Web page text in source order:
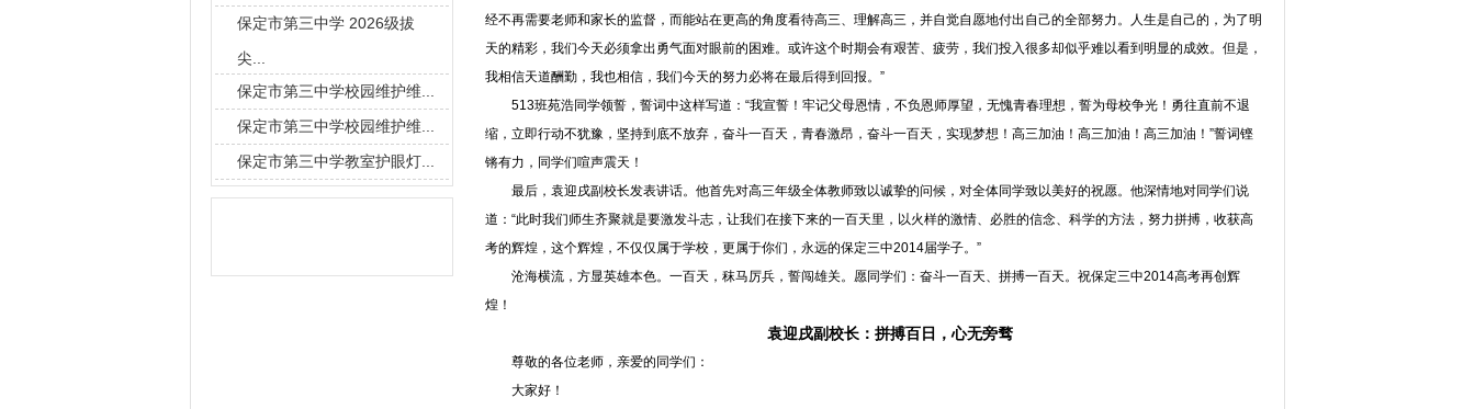
经不再需要老师和家长的监督，而能站在更高的角度看待高三、理解高三，并自觉自愿地付出自己的全部努力。人生是自己的，为了明
天的精彩，我们今天必须拿出勇气面对眼前的困难。或许这个时期会有艰苦、疲劳，我们投入很多却似乎难以看到明显的成效。但是，
我相信天道酬勤，我也相信，我们今天的努力必将在最后得到回报。”
513班苑浩同学领誓，誓词中这样写道：“我宣誓！牢记父母恩情，不负恩师厚望，无愧青春理想，誓为母校争光！勇往直前不退
缩，立即行动不犹豫，坚持到底不放弃，奋斗一百天，青春激昂，奋斗一百天，实现梦想！高三加油！高三加油！高三加油！”誓词铿
锵有力，同学们喧声震天！
最后，袁迎戌副校长发表讲话。他首先对高三年级全体教师致以诚挚的问候，对全体同学致以美好的祝愿。他深情地对同学们说
道：“此时我们师生齐聚就是要激发斗志，让我们在接下来的一百天里，以火样的激情、必胜的信念、科学的方法，努力拼搏，收获高
考的辉煌，这个辉煌，不仅仅属于学校，更属于你们，永远的保定三中2014届学子。”
沧海横流，方显英雄本色。一百天，秣马厉兵，誓闯雄关。愿同学们：奋斗一百天、拼搏一百天。祝保定三中2014高考再创辉
煌！
袁迎戌副校长：拼搏百日，心无旁骛
尊敬的各位老师，亲爱的同学们：
大家好！
保定市第三中学 2026级拔
尖...
保定市第三中学校园维护维...
保定市第三中学校园维护维...
保定市第三中学教室护眼灯...